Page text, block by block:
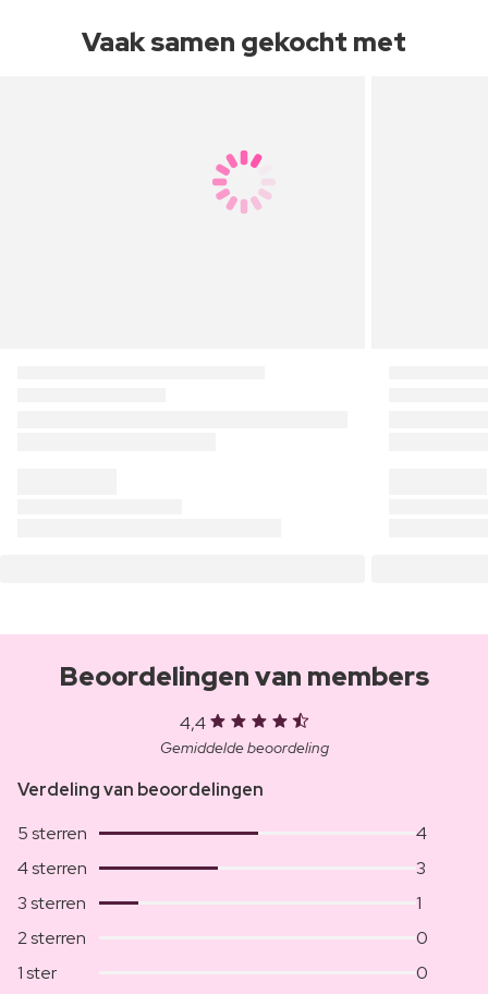
Vaak samen gekocht met
Beoordelingen van members
4,4
Gemiddelde beoordeling
Verdeling van beoordelingen
5 sterren
4
4 sterren
3
3 sterren
1
2 sterren
0
1 ster
0